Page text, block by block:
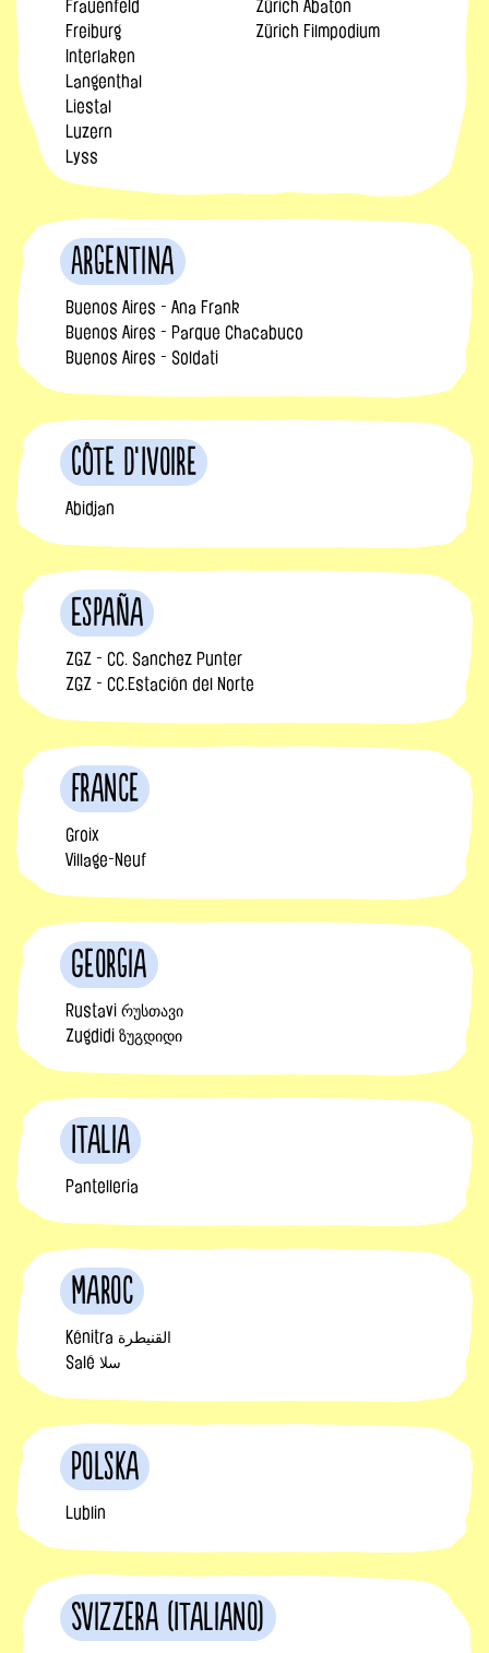
Frauenfeld
Freiburg
Interlaken
Langenthal
Liestal
Luzern
Lyss
Zürich Abaton
Zürich Filmpodium
Argentina
Buenos Aires - Ana Frank
Buenos Aires - Parque Chacabuco
Buenos Aires - Soldati
Côte d’Ivoire
Abidjan
España
ZGZ - CC. Sanchez Punter
ZGZ - CC.Estación del Norte
France
Groix
Village-Neuf
Georgia
Rustavi რუსთავი
Zugdidi ზუგდიდი
Italia
Pantelleria
Maroc
Kénitra القنيطرة
Salé سلا
Polska
Lublin
Svizzera (Italiano)